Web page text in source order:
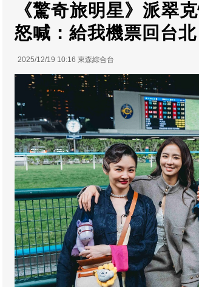
《驚奇旅明星》派翠
怒喊：給我機票回台北
2025/12/19 10:16 東森綜合台